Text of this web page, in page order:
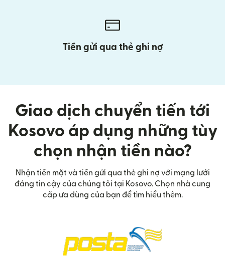
Tiền gửi qua thẻ ghi nợ
Giao dịch chuyển tiến tới
Kosovo áp dụng những tùy
chọn nhận tiền nào?
Nhận tiền mặt và tiền gửi qua thẻ ghi nợ với mạng lưới
đáng tin cậy của chúng tôi tại Kosovo. Chọn nhà cung
cấp ưa dùng của bạn để tìm hiểu thêm.